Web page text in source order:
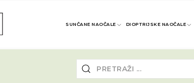
SUNČANE NAOČALE DIOPTRIJSKE NAOČALE